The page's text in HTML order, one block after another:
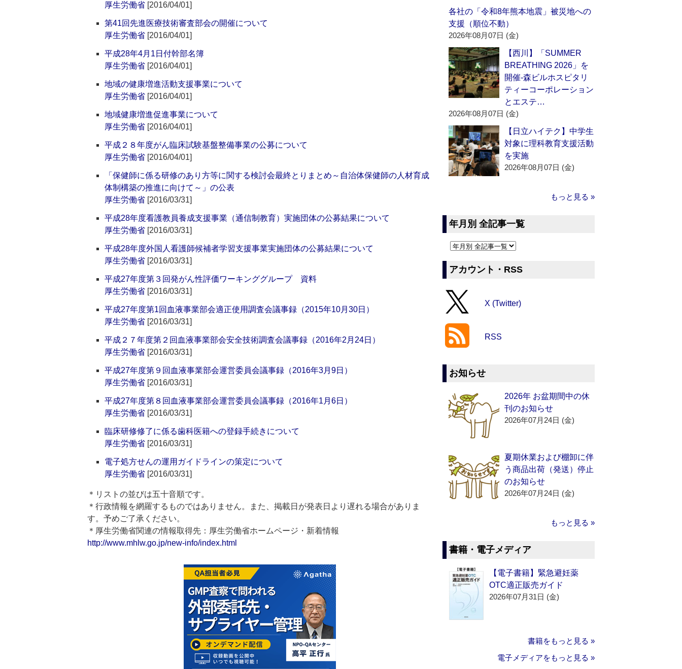
厚生労働省 [2016/04/01]
第41回先進医療技術審査部会の開催について
厚生労働省 [2016/04/01]
平成28年4月1日付幹部名簿
厚生労働省 [2016/04/01]
地域の健康増進活動支援事業について
厚生労働省 [2016/04/01]
地域健康増進促進事業について
厚生労働省 [2016/04/01]
平成２８年度がん臨床試験基盤整備事業の公募について
厚生労働省 [2016/04/01]
「保健師に係る研修のあり方等に関する検討会最終とりまとめ～自治体保健師の人材育成
体制構築の推進に向けて～」の公表
厚生労働省 [2016/03/31]
平成28年度看護教員養成支援事業（通信制教育）実施団体の公募結果について
厚生労働省 [2016/03/31]
平成28年度外国人看護師候補者学習支援事業実施団体の公募結果について
厚生労働省 [2016/03/31]
平成27年度第３回発がん性評価ワーキンググループ 資料
厚生労働省 [2016/03/31]
平成27年度第1回血液事業部会適正使用調査会議事録（2015年10月30日）
厚生労働省 [2016/03/31]
平成２７年度第２回血液事業部会安全技術調査会議事録（2016年2月24日）
厚生労働省 [2016/03/31]
平成27年度第９回血液事業部会運営委員会議事録（2016年3月9日）
厚生労働省 [2016/03/31]
平成27年度第８回血液事業部会運営委員会議事録（2016年1月6日）
厚生労働省 [2016/03/31]
臨床研修修了に係る歯科医籍への登録手続きについて
厚生労働省 [2016/03/31]
電子処方せんの運用ガイドラインの策定について
厚生労働省 [2016/03/31]
＊リストの並びは五十音順です。
＊行政情報を網羅するものではありません。また、掲載日が発表日より遅れる場合がありま
す。予めご了承ください。
＊厚生労働省関連の情報取得先：厚生労働省ホームページ・新着情報
http://www.mhlw.go.jp/new-info/index.html
各社の「令和8年熊本地震」被災地への
支援（順位不動）
2026年08月07日 (金)
【西川】「SUMMER
BREATHING 2026」を
開催‐森ビルホスピタリ
ティーコーポレーション
とエステ…
2026年08月07日 (金)
【日立ハイテク】中学生
対象に理科教育支援活動
を実施
2026年08月07日 (金)
もっと見る »
年月別 全記事一覧
アカウント・RSS
X (Twitter)
RSS
お知らせ
2026年 お盆期間中の休
刊のお知らせ
2026年07月24日 (金)
夏期休業および棚卸に伴
う商品出荷（発送）停止
のお知らせ
2026年07月24日 (金)
もっと見る »
書籍・電子メディア
【電子書籍】緊急避妊薬
OTC適正販売ガイド
2026年07月31日 (金)
書籍をもっと見る »
電子メディアをもっと見る »